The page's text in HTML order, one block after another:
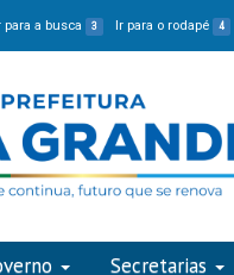
para a busca 3 Ir para o rodapé 4
Secretarias